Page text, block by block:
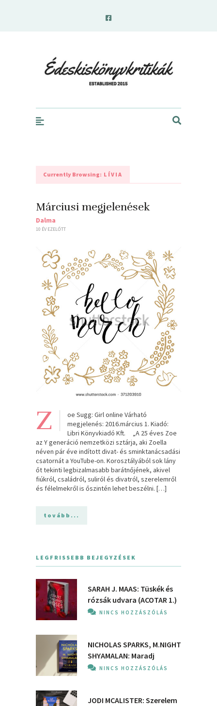
Currently Browsing: LÍVIA
Márciusi megjelenések
Dalma
10 ÉV EZELŐTT
Z
oe Sugg: Girl online Várható
megjelenés: 2016.március 1. Kiadó:
Libri Könyvkiadó Kft. „A 25 éves Zoe
az Y generáció nemzetközi sztárja, aki Zoella
néven pár éve indított divat- és sminktanácsadási
csatornát a YouTube-on. Korosztályából sok lány
őt tekinti legbizalmasabb barátnőjének, akivel
fiúkról, családról, suliról és divatról, szerelemről
és félelmekről is őszintén lehet beszélni. […]
tovább...
LEGFRISSEBB BEJEGYZÉSEK
SARAH J. MAAS: Tüskék és
rózsák udvara (ACOTAR 1.)
NINCS HOZZÁSZÓLÁS
NICHOLAS SPARKS, M.NIGHT
SHYAMALAN: Maradj
NINCS HOZZÁSZÓLÁS
JODI MCALISTER: Szerelem